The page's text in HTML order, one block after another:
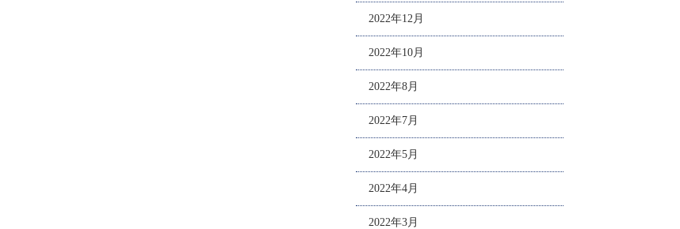
2022年12月
2022年10月
2022年8月
2022年7月
2022年5月
2022年4月
2022年3月